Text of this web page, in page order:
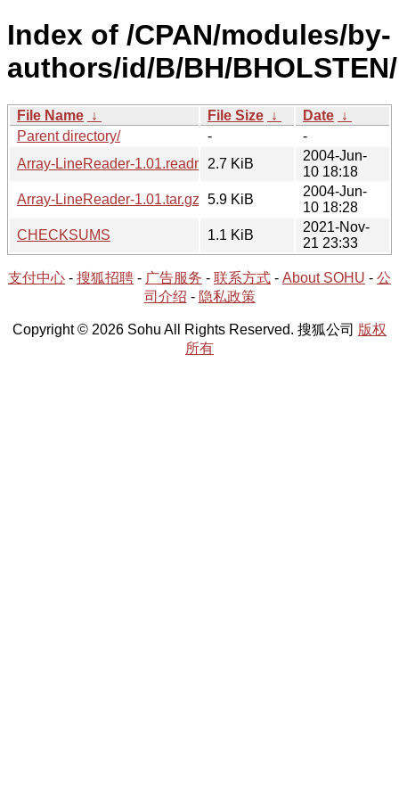
Index of /CPAN/modules/by-
authors/id/B/BH/BHOLSTEN/
File Name ↓ File Size ↓ Date ↓
Parent directory/
-
-
Array-LineReader-1.01.readme2.7 KiB
2004-Jun-
10 18:18
Array-LineReader-1.01.tar.gz 5.9 KiB
2004-Jun-
10 18:28
CHECKSUMS
1.1 KiB
2021-Nov-
21 23:33
支付中心 - 搜狐招聘 - 广告服务 - 联系方式 - About SOHU - 公
司介绍 - 隐私政策
Copyright © 2026 Sohu All Rights Reserved. 搜狐公司 版权
所有